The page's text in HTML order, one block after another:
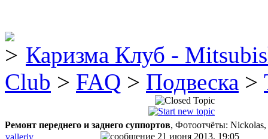
Каризма Клуб -
Club > FAQ > Подвеска >
Ремонт переднего и заднего суппортов, Фотоотчёты:
valleriy
21 июня 2013, 19:05